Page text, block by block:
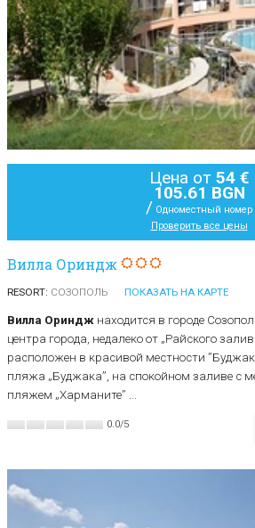
Цена от 54 €
105.61 BGN
/ Одноместный номер
Проверить все цены
Вилла Ориндж
RESORT: СОЗОПОЛЬ ПОКАЗАТЬ НА КАРТЕ
Вилла Ориндж находится в городе
центра города, недалеко от „Райского
расположен в красивой местности
пляжа „Буджака”, на спокойном заливе с
пляжем „Харманите” ...
0.0/5